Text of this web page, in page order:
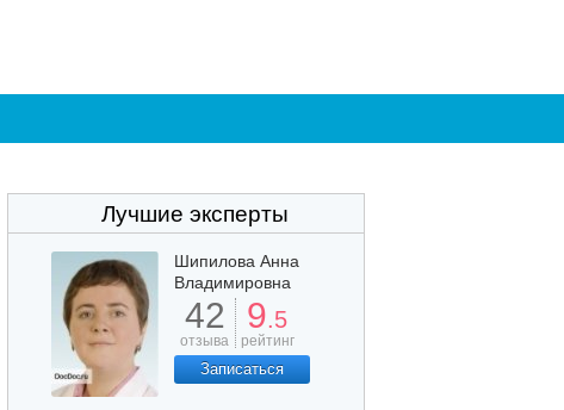
Лучшие эксперты
Шипилова Анна
Владимировна
42
отзыва
9.5
рейтинг
Записаться